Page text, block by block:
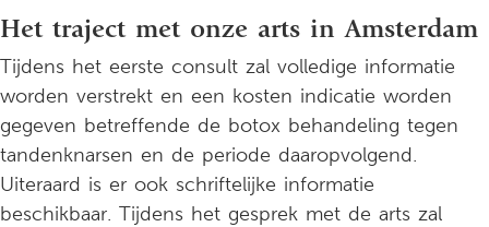
Het traject met onze arts in Amsterdam
Tijdens het eerste consult zal volledige informatie
worden verstrekt en een kosten indicatie worden
gegeven betreffende de botox behandeling tegen
tandenknarsen en de periode daaropvolgend.
Uiteraard is er ook schriftelijke informatie
beschikbaar. Tijdens het gesprek met de arts zal